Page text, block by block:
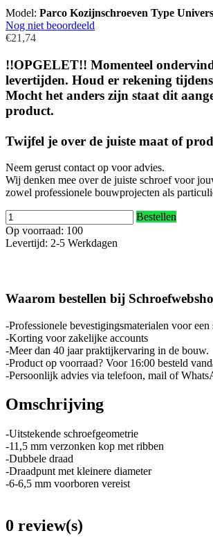
Model: Parco Kozijnschroeven Type
Nog niet beoordeeld
€21,74
!!OPGELET!! Momenteel
levertijden. Houd er rekening
Mocht het anders zijn staat dit
product.
Twijfel je over de juiste maat of
Neem gerust contact op voor advies.
Wij denken mee over de juiste schroef voor
zowel professionele bouwprojecten als
Bestellen
Op voorraad: 100
Levertijd: 2-5 Werkdagen
Waarom bestellen bij
-Professionele bevestigingsmaterialen voor een
-Korting voor zakelijke accounts
-Meer dan 40 jaar praktijkervaring in de bouw.
-Product op voorraad? Voor 16:00 besteld
-Persoonlijk advies via telefoon, mail of
Omschrijving
-Uitstekende schroefgeometrie
-11,5 mm verzonken kop met ribben
-Dubbele draad
-Draadpunt met kleinere diameter
-6-6,5 mm voorboren vereist
0 review(s)